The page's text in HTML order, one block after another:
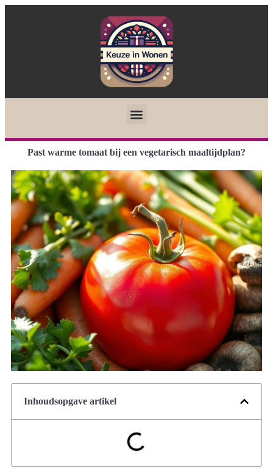
Past warme tomaat bij een vegetarisch maaltijdplan?
Inhoudsopgave artikel